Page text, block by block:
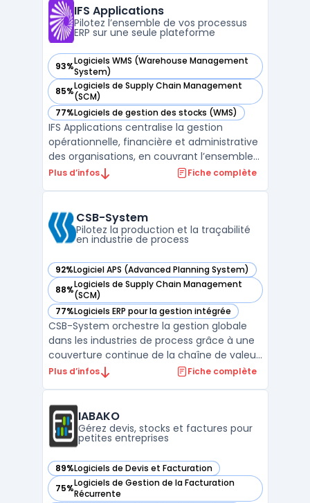
organisations confrontées à la
multiplication d ...
IFS Applications
Pilotez l’ensemble de vos processus
ERP sur une seule plateforme
93%Logiciels WMS (Warehouse Management
System)
— voir IFS Applications dans cette catégorie
85%Logiciels de Supply Chain Management
(SCM)
— voir IFS Applications dans cette catégorie
77%Logiciels de gestion des stocks (WMS)
— voir IFS Applications dans cette catégorie
IFS Applications centralise la gestion
opérationnelle, financière et administrative
des organisations, en couvrant l’ensemble
du cycle métier via une plateforme unique.
des processus de Service and Asset
Management, ...
Plus d’infos Fiche complète
CSB-System
Pilotez la production et la traçabilité
en industrie de process
92%Logiciel APS (Advanced Planning System)
— voir CSB-System dans cette catégorie
88%Logiciels de Supply Chain Management
(SCM)
— voir CSB-System dans cette catégorie
77%Logiciels ERP pour la gestion intégrée
— voir CSB-System dans cette catégorie
CSB-System orchestre la gestion globale
dans les industries de process grâce à une
couverture continue de la chaîne de valeur,
du producteur au consommateur. Ce
pharmacie, la cosmétique et le commerce
intègre nati ...
Plus d’infos Fiche complète
IABAKO
Gérez devis, stocks et factures pour
petites entreprises
89%Logiciels de Devis et Facturation
— voir IABAKO dans cette catégorie
75%Logiciels de Gestion de la Facturation
Récurrente
— voir IABAKO dans cette catégorie